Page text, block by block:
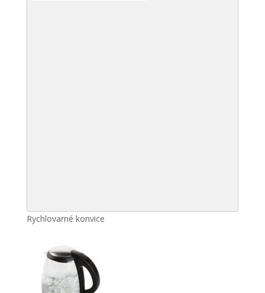
Rychlovarné konvice